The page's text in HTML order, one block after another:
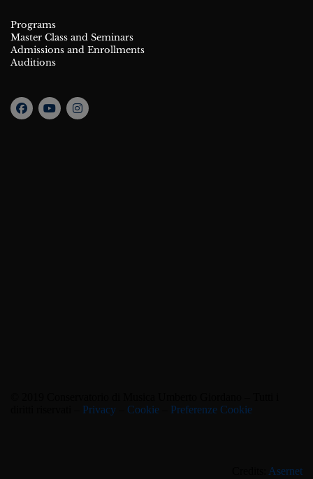
Programs
Master Class and Seminars
Admissions and Enrollments
Auditions
Privacy Cookie Preferenze Cookie
Asernet